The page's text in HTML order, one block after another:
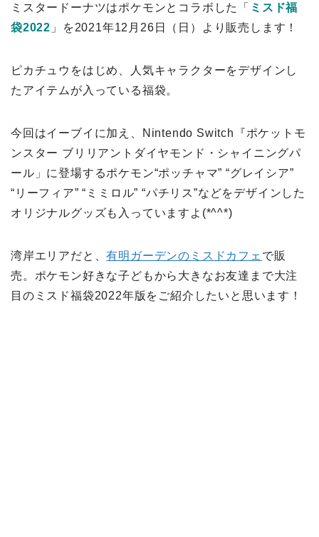
ミスタードーナツはポケモンとコラボした「 ミスド福
袋2022 」を2021年12月26日（日）より販売します！
ピカチュウをはじめ、人気キャラクターをデザインし
たアイテムが入っている福袋。
今回はイーブイに加え、Nintendo Switch『ポケットモ
ンスター ブリリアントダイヤモンド・シャイニングパ
ール」に登場するポケモン“ポッチャマ” “グレイシア”
“リーフィア” “ミミロル” “パチリス”などをデザインした
オリジナルグッズも入っていますよ(*^^*)
湾岸エリアだと、有明ガーデンのミスドカフェ で販
売。ポケモン好きな子どもから大きなお友達まで大注
目のミスド福袋2022年版をご紹介したいと思います！